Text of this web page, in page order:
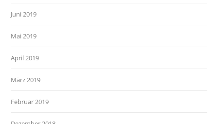
Juni 2019
Mai 2019
April 2019
März 2019
Februar 2019